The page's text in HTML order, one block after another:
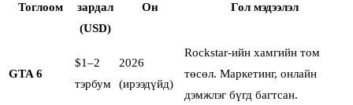
Тоглоом
зардал
(USD)
Он Гол мэдээлэл
GTA 6
$1–2
тэрбум
2026
(ирээдүйд)
Rockstar-ийн хамгийн том
төсөл. Маркетинг, онлайн
дэмжлэг бүгд багтсан.